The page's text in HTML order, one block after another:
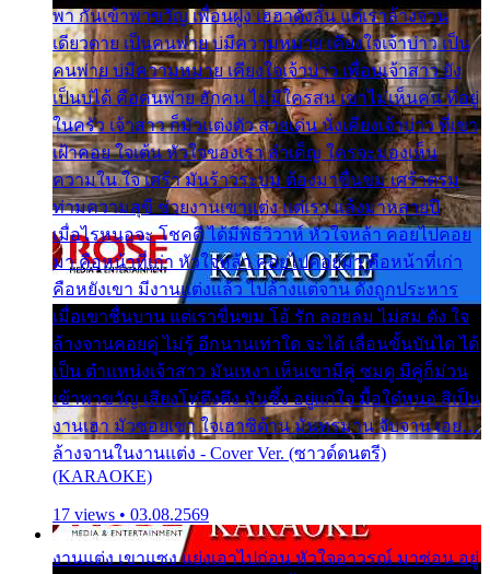
พา กันเข้าพาขวัญ เพื่อนฝูง เฮฮาดังลั่น แต่เราล้างจาน
เดียวดาย เป็นคนพ่าย บ่มีความหมาย เคียงใจเจ้าบ่าว เป็น
คนพ่าย บ่มีความหมาย เคียงใจเจ้าบ่าว เพื่อนเจ้าสาว ยัง
เป็นบ่ได้ คือคนพ่าย ฮักคน ไม่มีใครสน เขาไม่เห็นคน ที่อยู่
ในครัว เจ้าสาว ก็มัวแต่งตัว สวยเด่น นั่งเคียงเจ้าบ่าว ที่เขา
เฝ้าคอย ใจเต้น หัวใจของเรา ลำเค็ญ ใครจะมองเห็น
ความใน ใจ เศร้า มันร้าวระบม ต้องมาขื่นขม เศร้าตรม
ท่ามความสุขี ช่วยงานเขาแต่ง แต่เรา แล้งมาหลายปี
เมื่อไรหนอจะ โชคดี ได้มีพิธีวิวาห์ หัวใจหล้า คอยไปคอย
มา คือหน้าที่เก่า หัวใจหล้า คอยไปคอยมา คือหน้าที่เก่า
คือหยังเขา มีงานแต่งแล้ว ไปล้างแต่จาน ดั่งถูกประหาร
เมื่อเขาชื่นบาน แต่เราขื่นขม โอ้ รัก ลอยลม ไม่สม ดัง ใจ
ล้างจานคอยคู่ ไม่รู้ อีกนานเท่าใด จะได้ เลื่อนขั้นบันได ได้
เป็น ตำแหน่งเจ้าสาว มันเหงา เห็นเขามีคู่ ซมดู มีคู่ก็ม่วน
เข้าพาขวัญ เสียงโห่ตึงตึง มันซึ้ง อยู่แก่ใจ มื้อใด๋หนอ สิเป็น
งานเฮา มัวซอยเขา ใจเฮาซิด้าน มันทรมาน จับจาน เอย…
ล้างจานในงานแต่ง - Cover Ver. (ซาวด์ดนตรี)
(KARAOKE)
17 views • 03.08.2569
งานแต่ง เขาแซง แย่งเอาไปก่อน หัวใจอาวรณ์ มาซ่อน อยู่